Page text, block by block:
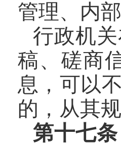
管理、内
行政机
稿、磋商
息，可以
的，从其规
第十七条